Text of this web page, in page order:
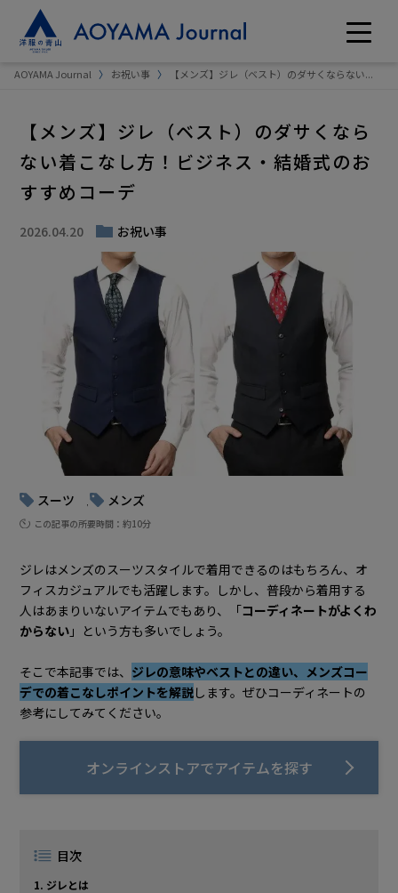
AOYAMA Journal お祝い事 【メンズ】ジレ（ベスト）のダサくならない...
【メンズ】ジレ（ベスト）のダサくなら
ない着こなし方！ビジネス・結婚式のお
すすめコーデ
2026.04.20 お祝い事
スーツ , メンズ
この記事の所要時間：約10分
ジレはメンズのスーツスタイルで着用できるのはもちろん、オ
フィスカジュアルでも活躍します。しかし、普段から着用する
人はあまりいないアイテムでもあり、「コーディネートがよくわ
からない 」という方も多いでしょう。
そこで本記事では、 ジレの意味やベストとの違い、メンズコー
デでの着こなしポイントを解説します。ぜひコーディネートの
参考にしてみてください。
オンラインストアでアイテムを探す
目次
1. ジレとは